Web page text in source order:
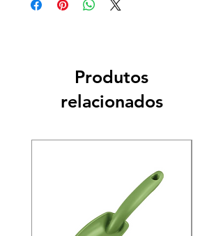
Produtos
relacionados